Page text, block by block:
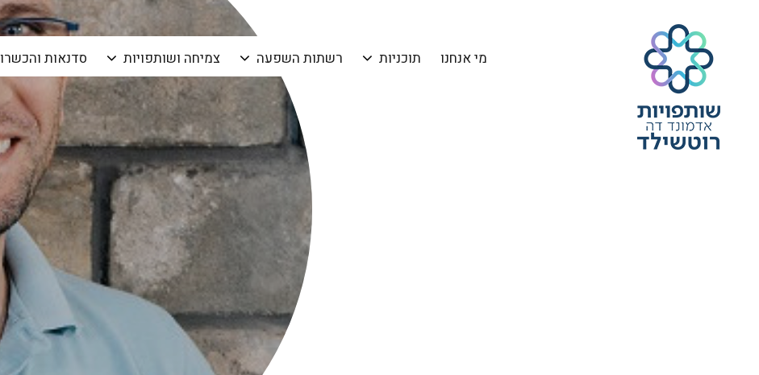
מי אנחנו תוכניות רשתות השפעה צמיחה ושותפויות סדנאות